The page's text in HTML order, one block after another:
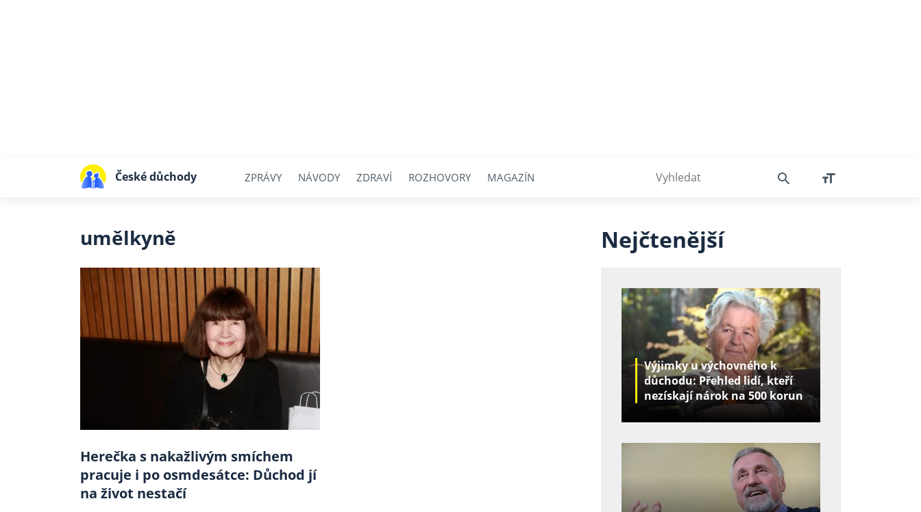
České důchody ZPRÁVY NÁVODY ZDRAVÍ ROZHOVORY MAGAZÍN
umělkyně
Herečka s nakažlivým smíchem
pracuje i po osmdesátce: Důchod jí
na život nestačí
Nejčtenější
Výjimky u výchovného k
důchodu: Přehled lidí, kteří
nezískají nárok na 500 korun
za děti